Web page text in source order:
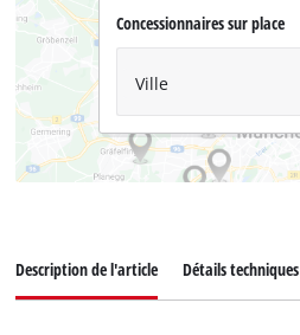
Concessionnaires sur place
Ville
Description de l'article Détails techniques